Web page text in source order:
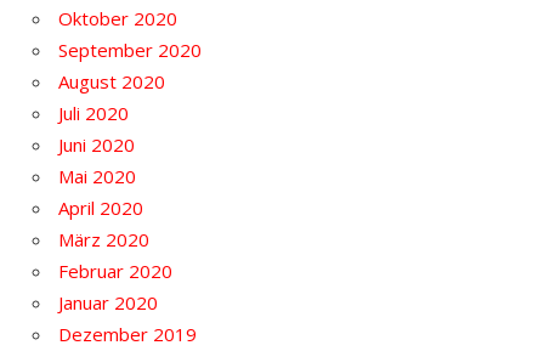
Oktober 2020
September 2020
August 2020
Juli 2020
Juni 2020
Mai 2020
April 2020
März 2020
Februar 2020
Januar 2020
Dezember 2019